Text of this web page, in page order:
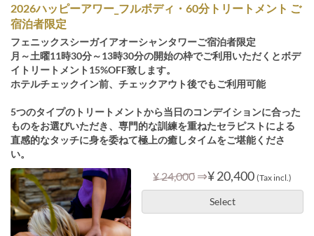
2026ハッピーアワー_フルボディ・60分トリートメント ご
宿泊者限定
フェニックスシーガイアオーシャンタワーご宿泊者限定
月～土曜11時30分～13時30分の開始の枠でご利用いただくとボデ
イトリートメント15%OFF致します。
ホテルチェックイン前、チェックアウト後でもご利用可能
5つのタイプのトリートメントから当日のコンデイションに合った
ものをお選びいただき、専門的な訓練を重ねたセラピストによる
直感的なタッチに身を委ねて極上の癒しタイムをご堪能くださ
い。
¥ 24,000 ⇒¥ 20,400 (Tax incl.)
Select